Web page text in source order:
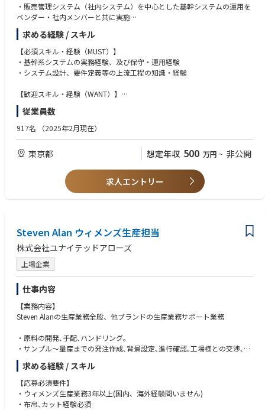
のポートフォリオ分析、プロジェクト状況概要、優先順位付けインプッ
ト、リスク評価提供
・ビジネスインパクト、リソース影響、スピード、価値創造可能性、主要
なトレードオフの明確及び経営の意思決定支援
7.ガバナンス・グローバルステージゲート会議への準備支援
・プロジェクトチームが明確・事実に基づいた意思決定可能な文書の準備
支援、地域プロジェクトのガバナンス・ステージゲートレビューへの準備
十分に準備され、効率的かつ実行可能なものとなるよう確保
8.プロジェクトマネジメントプロセス・ツール・組織能力の継続的改善
・グローバルPMO標準に沿いながら、日本・アジアで使用するプロジェク
トマネジメントプロセス・テンプレート・ツール・手順を継続的な改善
・トレーニング、コーチング、変革管理支援の提供、プロジェクトマネジ
メントとステージゲートプロセスの実践及び定着
9.開発プロジェクトにおける品質・コンプライアンス・文書管理の水準確
・必要に応じた監査対応可能な状態の確保
・特に規制対象製品カテゴリーや開発環境での、厳密性・トレーサビリテ
着、継続的改善を主導・調整、必要に応じたトレーニングやメンテナンス
・システムが効率的なポートフォリオ追跡、プロジェクトガバナンス、ク
ロスリージョナルな可視性の支援確保
順位付けに関する理解
・販売管理システム（社内システム）を中心とした基幹システムの運用を
ベンダー・社内メンバーと共に実施
・システム関連連携のプログラムの運用をベンダー・社内メンバーと共に
実施
・関連システムを含めた今後の更新計画を作成し、選定・提案を行う
◇業務改善・DXの推進
・社内外のサービスを使って業務改善・DXを推進する
で企画・実行への協力
・定期的に必要なシステムメンテナンス
・利用者からの問い合わせ対応・障害対応
求める経験 / スキル
【必須スキル・経験（MUST）】
・基幹系システムの実務経験、及び保守・運用経験
・システム設計、要件定義等の上流工程の知識・経験
【歓迎スキル・経験（WANT）】
・販売管理システムの経験
・ベンダーコントロールの経験
・プロジェクトリーダーの経験
・AI等の新しい技術に対する興味と知識
従業員数
917名 （2025年2月現在）
東京都 想定年収 500 万円 ~ 非公開
求人エントリー
Steven Alan ウィメンズ生産担当
株式会社ユナイテッドアローズ
上場企業
仕事内容
【業務内容】
Steven Alanの生産業務全般、他ブランドの生産業務サポート業務
・原料の開発､手配､ハンドリング｡
・サンプル～量産までの発注作成､背景設定､進行確認｡工場様との交渉､商
談｡
・ＭＤプランに基づく生産投入戦略立案(コスト､リードタイム､品質バラン
ス)
・商品トラブル対応､工場出張､新規背景開拓
・店舗ヘルプ業務､サポート 他
求める経験 / スキル
【応募必須要件】
・ウィメンズ生産業務3年以上(国内、海外経験問いません)
・布帛､カット経験必須